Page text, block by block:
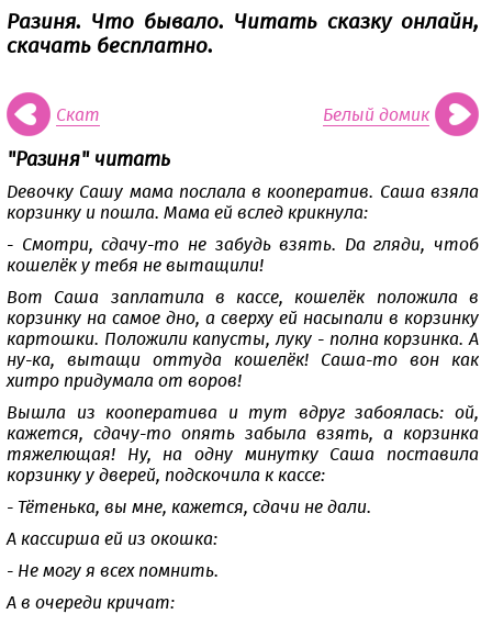
Разиня. Что бывало. Читать сказку онлайн,
скачать бесплатно.
Скат Белый домик
"Разиня" читать
Девочку Сашу мама послала в кооператив. Саша взяла
корзинку и пошла. Мама ей вслед крикнула:
- Смотри, сдачу-то не забудь взять. Да гляди, чтоб
кошелёк у тебя не вытащили!
Вот Саша заплатила в кассе, кошелёк положила в
корзинку на самое дно, а сверху ей насыпали в корзинку
картошки. Положили капусты, луку - полна корзинка. А
ну-ка, вытащи оттуда кошелёк! Саша-то вон как
хитро придумала от воров!
Вышла из кооператива и тут вдруг забоялась: ой,
кажется, сдачу-то опять забыла взять, а корзинка
тяжелющая! Ну, на одну минутку Саша поставила
корзинку у дверей, подскочила к кассе:
- Тётенька, вы мне, кажется, сдачи не дали.
А кассирша ей из окошка:
- Не могу я всех помнить.
А в очереди кричат: